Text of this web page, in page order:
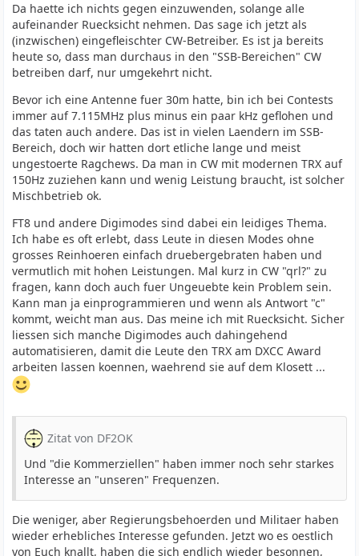
Da haette ich nichts gegen einzuwenden, solange alle
aufeinander Ruecksicht nehmen. Das sage ich jetzt als
(inzwischen) eingefleischter CW-Betreiber. Es ist ja bereits
heute so, dass man durchaus in den "SSB-Bereichen" CW
betreiben darf, nur umgekehrt nicht.
Bevor ich eine Antenne fuer 30m hatte, bin ich bei Contests
immer auf 7.115MHz plus minus ein paar kHz geflohen und
das taten auch andere. Das ist in vielen Laendern im SSB-
Bereich, doch wir hatten dort etliche lange und meist
ungestoerte Ragchews. Da man in CW mit modernen TRX auf
150Hz zuziehen kann und wenig Leistung braucht, ist solcher
Mischbetrieb ok.
FT8 und andere Digimodes sind dabei ein leidiges Thema.
Ich habe es oft erlebt, dass Leute in diesen Modes ohne
grosses Reinhoeren einfach druebergebraten haben und
vermutlich mit hohen Leistungen. Mal kurz in CW "qrl?" zu
fragen, kann doch auch fuer Ungeuebte kein Problem sein.
Kann man ja einprogrammieren und wenn als Antwort "c"
kommt, weicht man aus. Das meine ich mit Ruecksicht. Sicher
liessen sich manche Digimodes auch dahingehend
automatisieren, damit die Leute den TRX am DXCC Award
arbeiten lassen koennen, waehrend sie auf dem Klosett ...
Zitat von DF2OK
Und "die Kommerziellen" haben immer noch sehr starkes
Interesse an "unseren" Frequenzen.
Die weniger, aber Regierungsbehoerden und Militaer haben
wieder erhebliches Interesse gefunden. Jetzt wo es oestlich
von Euch knallt, haben die sich endlich wieder besonnen,